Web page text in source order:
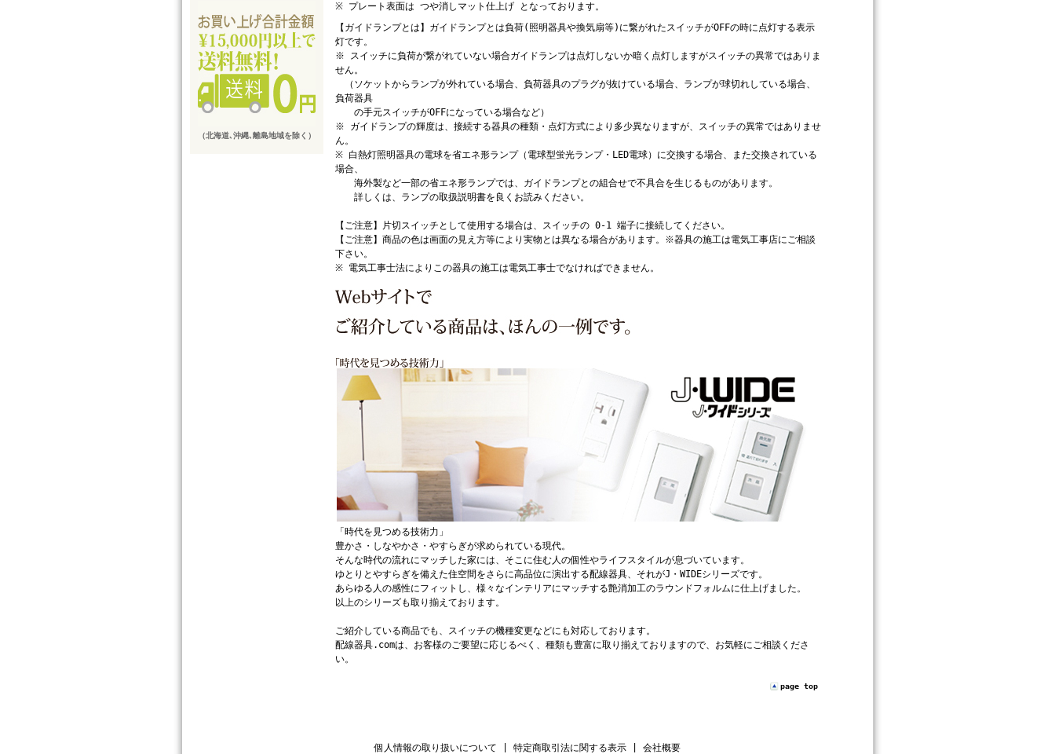
（北海道､沖縄､離島地域を除く）
※ プレート表面は つや消しマット仕上げ となっております。
【ガイドランプとは】ガイドランプとは負荷(照明器具や換気扇等)に繋がれたスイッチがOFFの時に点灯する表示
灯です。
※ スイッチに負荷が繋がれていない場合ガイドランプは点灯しないか暗く点灯しますがスイッチの異常ではありま
せん。
（ソケットからランプが外れている場合、負荷器具のプラグが抜けている場合、ランプが球切れしている場合、
負荷器具
の手元スイッチがOFFになっている場合など）
※ ガイドランプの輝度は、接続する器具の種類・点灯方式により多少異なりますが、スイッチの異常ではありませ
ん。
※ 白熱灯照明器具の電球を省エネ形ランプ（電球型蛍光ランプ・LED電球）に交換する場合、また交換されている
場合、
海外製など一部の省エネ形ランプでは、ガイドランプとの組合せで不具合を生じるものがあります。
詳しくは、ランプの取扱説明書を良くお読みください。
【ご注意】片切スイッチとして使用する場合は、スイッチの 0-1 端子に接続してください。
【ご注意】商品の色は画面の見え方等により実物とは異なる場合があります。※器具の施工は電気工事店にご相談
下さい。
※ 電気工事士法によりこの器具の施工は電気工事士でなければできません。
「時代を見つめる技術力」
豊かさ・しなやかさ・やすらぎが求められている現代。
そんな時代の流れにマッチした家には、そこに住む人の個性やライフスタイルが息づいています。
ゆとりとやすらぎを備えた住空間をさらに高品位に演出する配線器具、それがJ・WIDEシリーズです。
あらゆる人の感性にフィットし、様々なインテリアにマッチする艶消加工のラウンドフォルムに仕上げました。
以上のシリーズも取り揃えております。
ご紹介している商品でも、スイッチの機種変更などにも対応しております。
配線器具.comは、お客様のご要望に応じるべく、種類も豊富に取り揃えておりますので、お気軽にご相談くださ
い。
page top
個人情報の取り扱いについて 特定商取引法に関する表示 会社概要